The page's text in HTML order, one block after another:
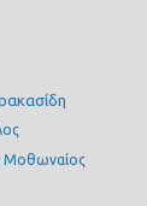
Μοθωναίος